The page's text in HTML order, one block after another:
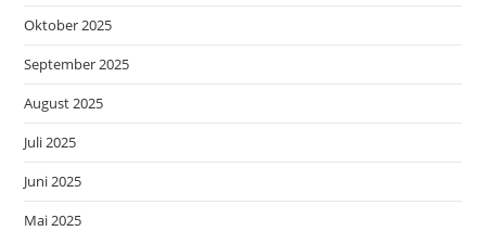
Oktober 2025
September 2025
August 2025
Juli 2025
Juni 2025
Mai 2025